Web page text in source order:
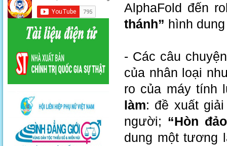
AlphaFold đến
thánh” hình
- Các câu
của nhân loại
ro của máy
làm: đề xuất
người; “Hòn
dung một tương